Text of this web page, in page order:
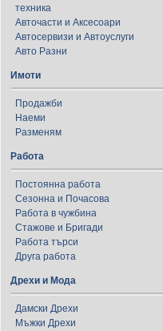
техника
Авточасти и Аксесоари
Автосервизи и Автоуслуги
Авто Разни
Имоти
Продажби
Наеми
Разменям
Работа
Постоянна работа
Сезонна и Почасова
Работа в чужбина
Стажове и Бригади
Работа търси
Друга работа
Дрехи и Мода
Дамски Дрехи
Мъжки Дрехи